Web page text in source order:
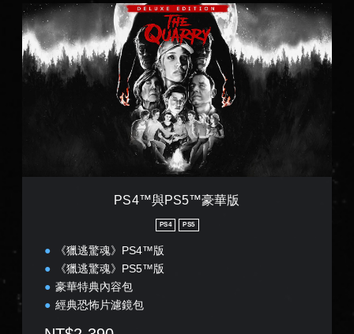
P
S
4
™
與
版
PS4™與PS5™豪華版
PS4 PS5
《獵逃驚魂》PS4™版
《獵逃驚魂》PS5™版
豪華特典內容包
經典恐怖片濾鏡包